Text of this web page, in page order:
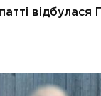
відбулася